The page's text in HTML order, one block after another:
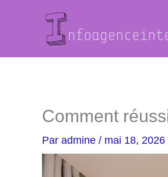
Comment
Par admine / mai 18, 2026